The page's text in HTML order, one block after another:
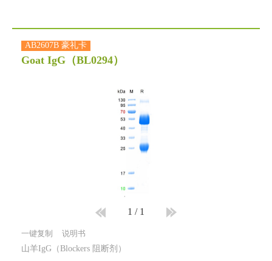
AB2607B 豪礼卡
Goat IgG （BL0294）
1 / 1
一键复制 说明书
山羊IgG（Blockers 阻断剂）